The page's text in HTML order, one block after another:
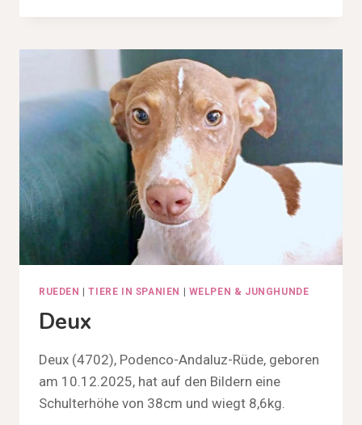
RUEDEN |TIERE IN SPANIEN | WELPEN & JUNGHUNDE
Deux
Deux (4702), Podenco-Andaluz-Rüde, geboren
am 10.12.2025, hat auf den Bildern eine
Schulterhöhe von 38cm und wiegt 8,6kg.